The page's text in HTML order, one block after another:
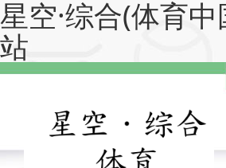
星空·综合(体育
站